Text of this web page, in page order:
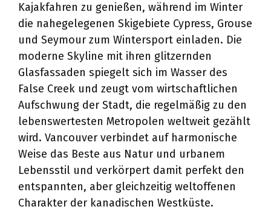
Kajakfahren zu genießen, während im Winter
die nahegelegenen Skigebiete Cypress, Grouse
und Seymour zum Wintersport einladen. Die
moderne Skyline mit ihren glitzernden
Glasfassaden spiegelt sich im Wasser des
False Creek und zeugt vom wirtschaftlichen
Aufschwung der Stadt, die regelmäßig zu den
lebenswertesten Metropolen weltweit gezählt
wird. Vancouver verbindet auf harmonische
Weise das Beste aus Natur und urbanem
Lebensstil und verkörpert damit perfekt den
entspannten, aber gleichzeitig weltoffenen
Charakter der kanadischen Westküste.